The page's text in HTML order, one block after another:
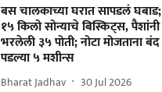
बस चालकाच्या घरात सापडलं घबाड;
१५ किलो सोन्याचे बिस्किट्स, पैशांनी
भरलेली ३५ पोती; नोटा मोजताना बंद
पडल्या ५ मशीन्स
Bharat Jadhav 30 Jul 2026